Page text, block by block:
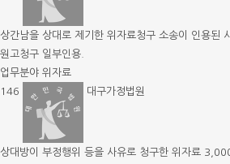
상간남을 상대로 제기한 위자료청구 소송이 인용된
원고청구 일부인용.
업무분야 위자료
146
대구가정법원
상대방이 부정행위 등을 사유로 청구한 위자료